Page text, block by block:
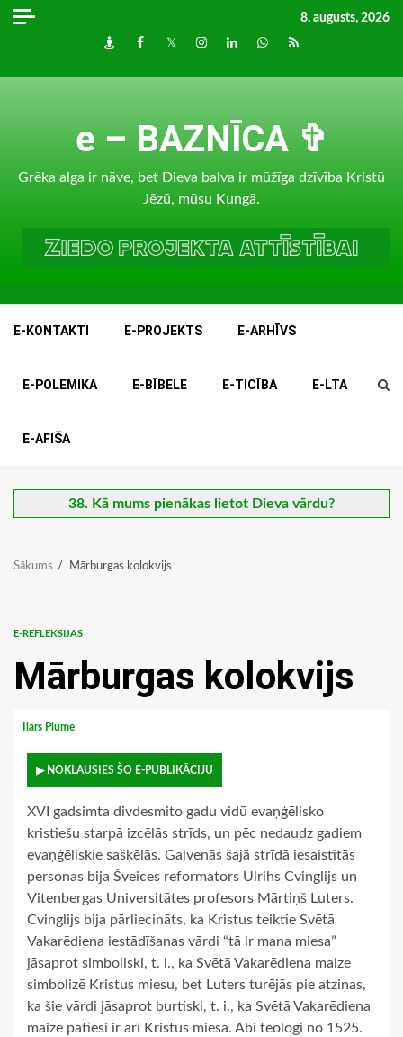
Skip
8. augusts, 2026
DraugiemFacebook
TwitterInstagram
LinkedInwhatsapp
RSS
e – BAZNĪCA ✞
Grēka alga ir nāve, bet Dieva balva ir mūžīga dzīvība Kristū
Jēzū, mūsu Kungā.
E-KONTAKTI E-PROJEKTS E-ARHĪVS
E-POLEMIKA E-BĪBELE E-TICĪBA E-LTA
E-AFIŠA
38. Kā mums pienākas lietot Dieva vārdu?
Sākums Mārburgas kolokvijs
E-REFLEKSIJAS
Mārburgas kolokvijs
Ilārs Plūme
▶ NOKLAUSIES ŠO E-PUBLIKĀCIJU
XVI gadsimta divdesmito gadu vidū evaņģēlisko
kristiešu starpā izcēlās strīds, un pēc nedaudz gadiem
evaņģēliskie sašķēlās. Galvenās šajā strīdā iesaistītās
personas bija Šveices reformators Ulrihs Cvinglijs un
Vitenbergas Universitātes profesors Mārtiņš Luters.
Cvinglijs bija pārliecināts, ka Kristus teiktie Svētā
Vakarēdiena iestādīšanas vārdi “tā ir mana miesa”
jāsaprot simboliski, t. i., ka Svētā Vakarēdiena maize
simbolizē Kristus miesu, bet Luters turējās pie atziņas,
ka šie vārdi jāsaprot burtiski, t. i., ka Svētā Vakarēdiena
maize patiesi ir arī Kristus miesa. Abi teologi no 1525.